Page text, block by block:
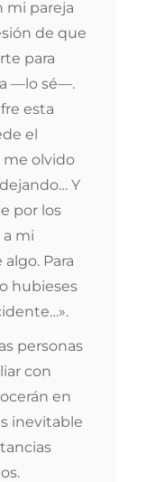
mi pareja
de que
para
—lo sé—.
esta
el
me olvido
Y
por los
a mi
Para
hubieses
personas
con
en
inevitable